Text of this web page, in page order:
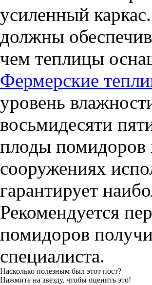
усиленный
должны
чем теплицы
Фермерские
уровень
восьмидесяти
плоды помидоров
сооружениях
гарантирует
Рекомендуется
помидоров
специалиста.
Насколько полезным был этот пост?
Нажмите на звезду, чтобы оценить это!